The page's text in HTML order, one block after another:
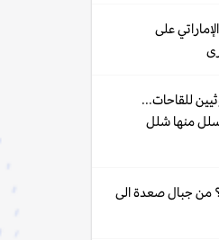
على
للقاحات...
منها شلل
من جبال صعدة الى